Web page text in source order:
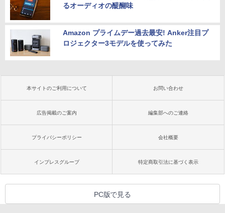
るオーディオの醍醐味
Amazon プライムデー過去最安! Anker注目プ
ロジェクター3モデルを使ってみた
本サイトのご利用について お問い合わせ
広告掲載のご案内 編集部へのご連絡
プライバシーポリシー 会社概要
インプレスグループ 特定商取引法に基づく表示
PC版で見る